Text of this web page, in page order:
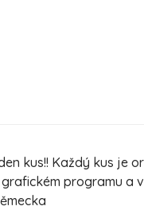
kus!! Každý kus je
programu a